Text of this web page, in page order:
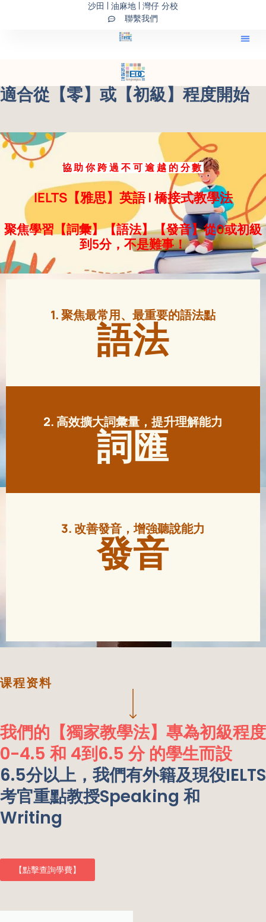
沙田 | 油麻地 | 灣仔 分校
聯繫我們
適合從【零】或【初級】程度開始
協助你跨過不可逾越的分數
IELTS【雅思】英語 | 橋接式教學法
聚焦學習【詞彙】【語法】【發音】從0或初級
到5分，不是難事！
1. 聚焦最常用、最重要的語法點
語法
2. 高效擴大詞彙量，提升理解能力
詞匯
3. 改善發音，增強聽說能力
發音
课程资料
我們的【獨家教學法】專為初級程度
0-4.5 和 4到6.5 分 的學生而設
6.5分以上，我們有外籍及現役IELTS
考官重點教授Speaking 和
Writing
【點擊查詢學費】